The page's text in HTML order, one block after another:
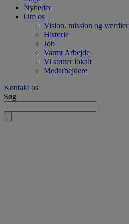
Nyheder
Om os
Vision, mission og værdier
Historie
Job
Varmt Arbejde
Vi støtter lokalt
Medarbejdere
Kontakt os
Søg